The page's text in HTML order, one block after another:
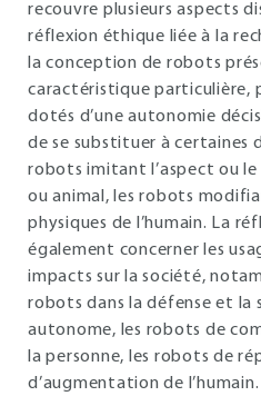
recouvre plusieurs aspects
réflexion éthique liée à la
la conception de robots
caractéristique particulière,
dotés d’une autonomie
de se substituer à certaines
robots imitant l’aspect ou
ou animal, les robots
physiques de l’humain. La
également concerner les
impacts sur la société,
robots dans la défense et la
autonome, les robots de
la personne, les robots de
d’augmentation de